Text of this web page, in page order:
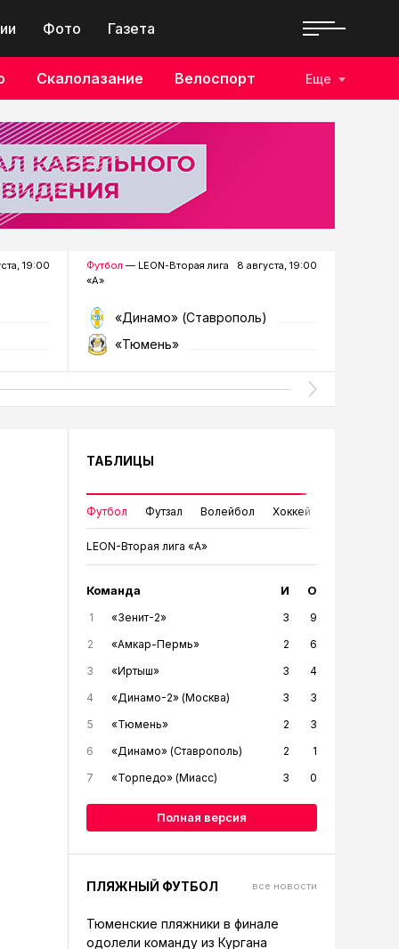
Фото Газета
Скалолазание Велоспорт Еще
19:00 Футбол — LEON-Вторая лига
«А»
8 августа, 19:00
«Динамо» (Ставрополь)
«Тюмень»
ТАБЛИЦЫ
Футбол Футзал Волейбол Хоккей
LEON-Вторая лига «А»
Команда И О
1 «Зенит-2» 3
9
2
«Амкар-Пермь» 2
6
3
«Иртыш» 3
4
4
«Динамо-2» (Москва) 3
3
5
«Тюмень» 2
3
6
«Динамо» (Ставрополь) 2
1
7
«Торпедо» (Миасс) 3 0
Полная версия
ПЛЯЖНЫЙ ФУТБОЛ все новости
Тюменские пляжники в финале
одолели команду из Кургана